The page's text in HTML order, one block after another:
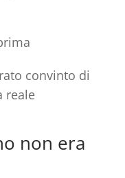
convinto di
reale
non era